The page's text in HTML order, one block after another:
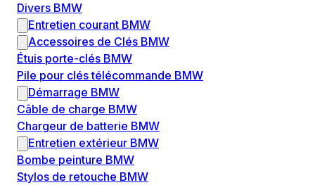
Divers BMW
Entretien courant BMW
Accessoires de Clés BMW
Étuis porte-clés BMW
Pile pour clés télécommande BMW
Démarrage BMW
Câble de charge BMW
Chargeur de batterie BMW
Entretien extérieur BMW
Bombe peinture BMW
Stylos de retouche BMW